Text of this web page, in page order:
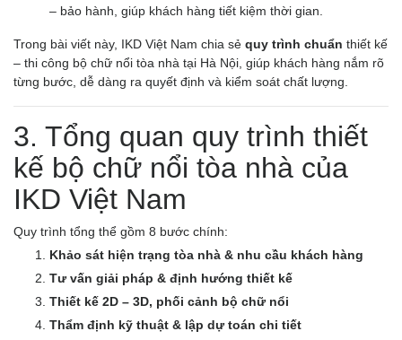
– bảo hành, giúp khách hàng tiết kiệm thời gian.
Trong bài viết này, IKD Việt Nam chia sẻ quy trình chuẩn thiết kế
– thi công bộ chữ nổi tòa nhà tại Hà Nội, giúp khách hàng nắm rõ
từng bước, dễ dàng ra quyết định và kiểm soát chất lượng.
3. Tổng quan quy trình thiết
kế bộ chữ nổi tòa nhà của
IKD Việt Nam
Quy trình tổng thể gồm 8 bước chính:
Khảo sát hiện trạng tòa nhà & nhu cầu khách hàng
Tư vấn giải pháp & định hướng thiết kế
Thiết kế 2D – 3D, phối cảnh bộ chữ nổi
Thẩm định kỹ thuật & lập dự toán chi tiết